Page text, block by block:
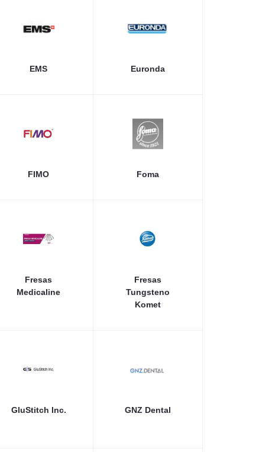
EMS Euronda
FIMO Foma
Fresas
Medicaline
Fresas
Tungsteno
Komet
GluStitch Inc. GNZ Dental